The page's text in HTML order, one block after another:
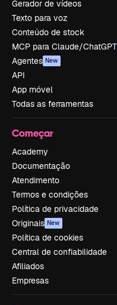
Gerador de vídeos
Texto para voz
Conteúdo de stock
MCP para Claude/ChatGPT
Agentes New
API
App móvel
Todas as ferramentas
Começar
Academy
Documentação
Atendimento
Termos e condições
Política de privacidade
Originais New
Política de cookies
Central de confiabilidade
Afiliados
Empresas